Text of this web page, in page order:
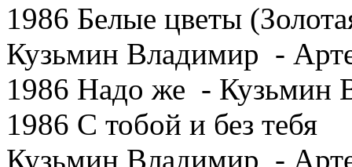
1986 Белые цветы
Кузьмин Владимир -
1986 Надо же - Кузьмин
1986 С тобой и без тебя
Кузьмин Владимир -